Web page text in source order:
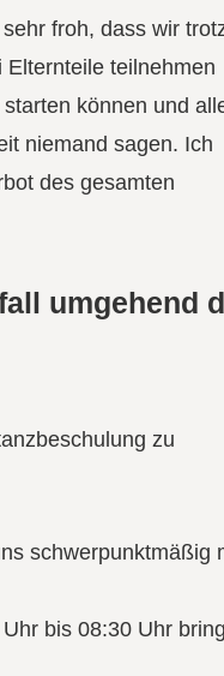
froh, dass wir
teilnehmen
können und
niemand sagen. Ich
des gesamten
umgehend
zu
schwerpunktmäßig
bis 08:30 Uhr